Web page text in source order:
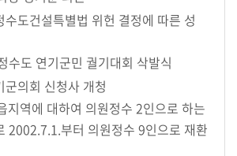
수도건설특별법 위헌 결정에 따른 성
수도 연기군민 궐기대회 삭발식
군의회 신청사 개청
역에 대하여 의원정수 2인으로 하는
2002.7.1.부터 의원정수 9인으로 재환